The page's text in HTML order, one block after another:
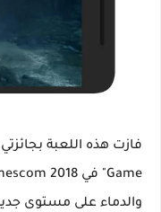
والدماء على مستوى